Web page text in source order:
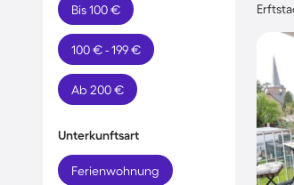
Bis 100 €
100 € - 199 €
Ab 200 €
Unterkunftsart
Ferienwohnung